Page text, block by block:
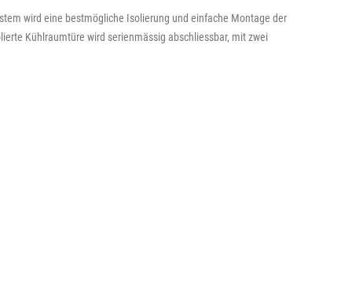
wird eine bestmögliche Isolierung und einfache Montage der
Kühlraumtüre wird serienmässig abschliessbar, mit zwei